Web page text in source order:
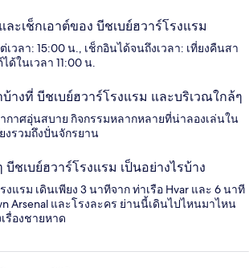
ละเช็กเอาต์ของ บีชเบย์ฮวาร์โรงแรม
เวลา: 15:00 น., เช็กอินได้จนถึงเวลา: เที่ยงคืนสา
ด้ในเวลา 11:00 น.
างที่ บีชเบย์ฮวาร์โรงแรม และบริเวณใกล้ๆ
กาศอุ่นสบาย กิจกรรมหลากหลายที่น่าลองเล่นใน
งรวมถึงปั่นจักรยาน
ชเบย์ฮวาร์โรงแรม เป็นอย่างไรบ้าง
งแรม เดินเพียง 3 นาทีจาก ท่าเรือ Hvar และ 6 นาที
Arsenal และโรงละคร ย่านนี้เดินไปไหนมาไหน
รื่องชายหาด